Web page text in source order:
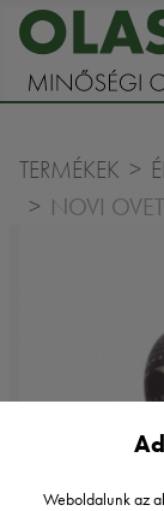
TERMÉKEK
NOVI
Weboldalunk az